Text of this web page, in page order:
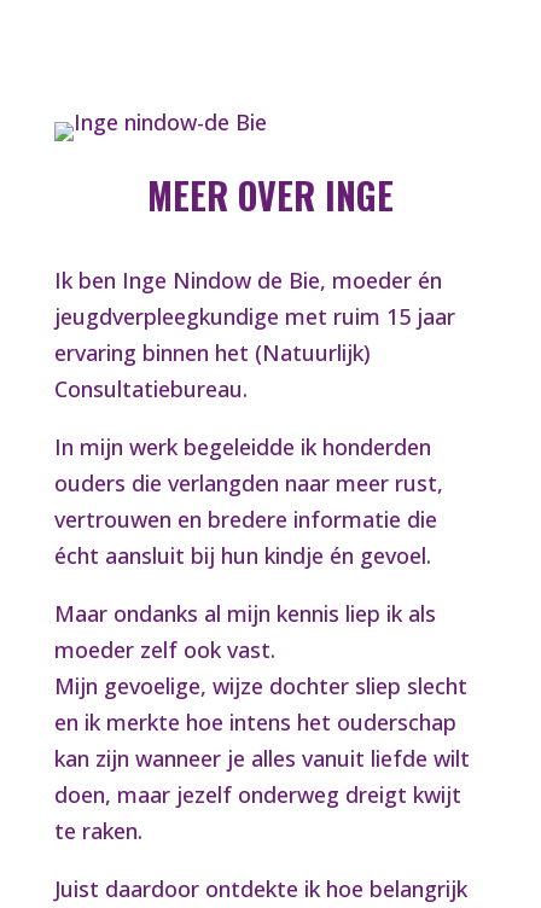
MEER OVER INGE
Ik ben Inge Nindow de Bie, moeder én
jeugdverpleegkundige met ruim 15 jaar
ervaring binnen het (Natuurlijk)
Consultatiebureau.
In mijn werk begeleidde ik honderden
ouders die verlangden naar meer rust,
vertrouwen en bredere informatie die
écht aansluit bij hun kindje én gevoel.
Maar ondanks al mijn kennis liep ik als
moeder zelf ook vast.
Mijn gevoelige, wijze dochter sliep slecht
en ik merkte hoe intens het ouderschap
kan zijn wanneer je alles vanuit liefde wilt
doen, maar jezelf onderweg dreigt kwijt
te raken.
Juist daardoor ontdekte ik hoe belangrijk